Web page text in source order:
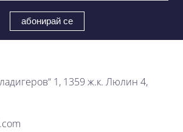
1, 1359 ж.к. Люлин 4,